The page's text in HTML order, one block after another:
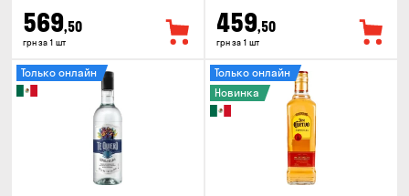
569,50
грн за 1 шт
459,50
грн за 1 шт
Только онлайн
Только онлайн
Новинка